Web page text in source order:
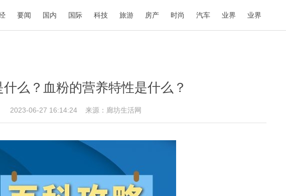
要闻 国内 国际 科技 旅游 房产 时尚 汽车 业界 业界
什么？血粉的营养特性是什么？
2023-06-27 16:14:24 来源：廊坊生活网